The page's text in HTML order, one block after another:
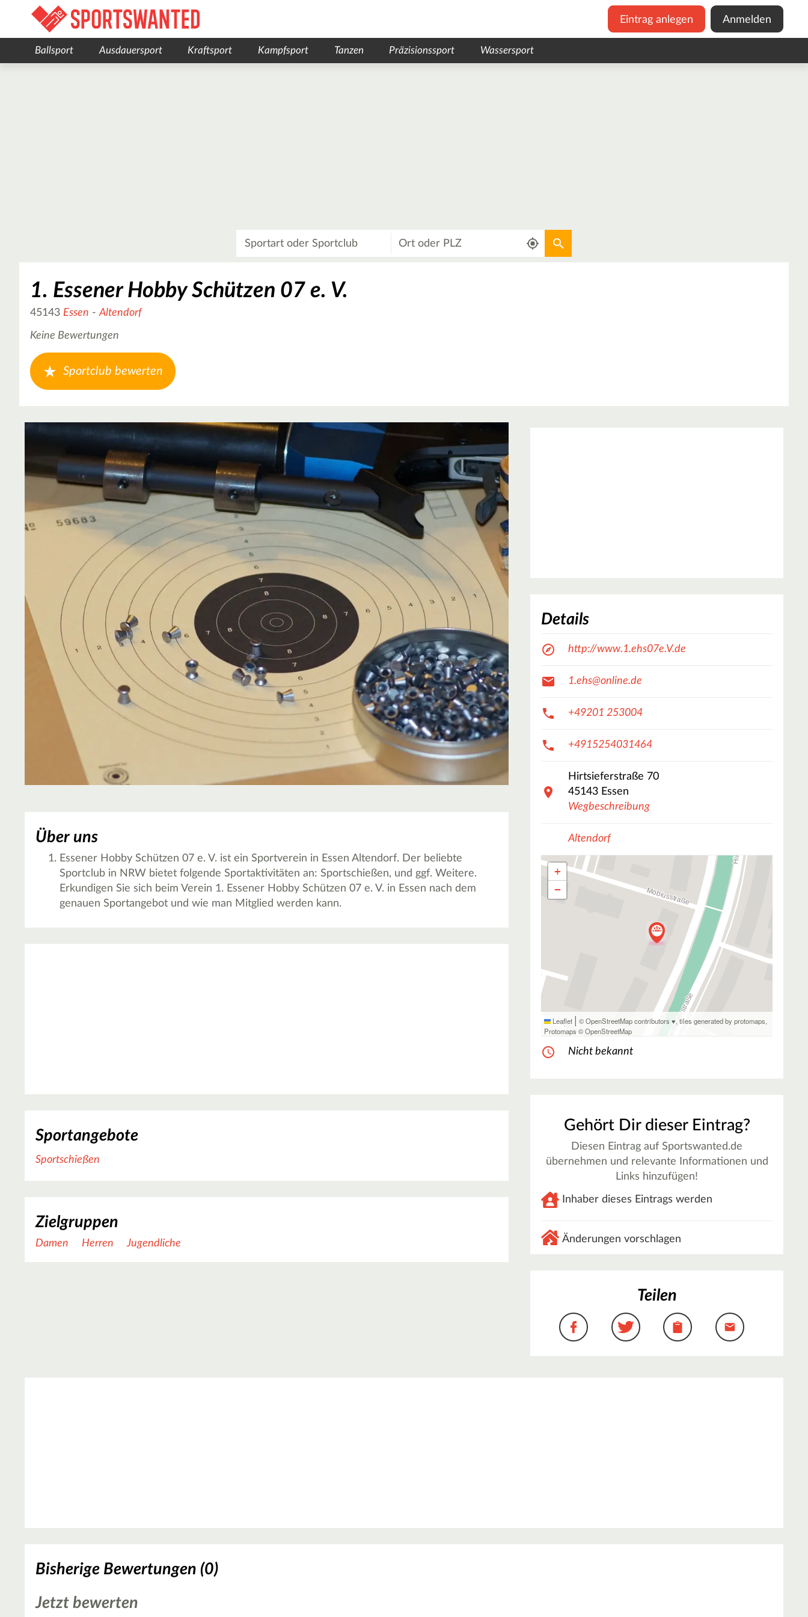
Eintrag anlegen Anmelden
Ballsport Ausdauersport Kraftsport Kampfsport Tanzen Präzisionssport Wassersport
Aktuellen Standort verwenden
1. Essener Hobby Schützen 07 e. V.
45143 Essen -Altendorf
Keine Bewertungen
Sportclub bewerten
Über uns
Essener Hobby Schützen 07 e. V. ist ein Sportverein in Essen Altendorf. Der beliebte
Sportclub in NRW bietet folgende Sportaktivitäten an: Sportschießen, und ggf. Weitere.
Erkundigen Sie sich beim Verein 1. Essener Hobby Schützen 07 e. V. in Essen nach dem
genauen Sportangebot und wie man Mitglied werden kann.
Sportangebote
Sportschießen
Zielgruppen
Damen Herren Jugendliche
Details
http://www.1.ehs07e.V.de
1.ehs@online.de
+49201 253004
+4915254031464
Hirtsieferstraße 70
45143 Essen
Wegbeschreibung
Altendorf
+
−
Leaflet | © OpenStreetMap contributors ♥,tiles generated by protomaps,
Protomaps©OpenStreetMap
Nicht bekannt
Gehört Dir dieser Eintrag?
Diesen Eintrag auf Sportswanted.de
übernehmen und relevante Informationen und
Links hinzufügen!
Inhaber dieses Eintrags werden
Änderungen vorschlagen
Teilen
Bisherige Bewertungen (0)
Jetzt bewerten